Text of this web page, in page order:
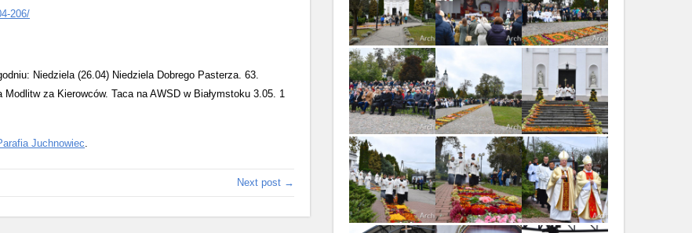
206/
Niedziela (26.04) Niedziela Dobrego Pasterza. 63.
za Kierowców. Taca na AWSD w Białymstoku 3.05. 1
Juchnowiec.
Next post →